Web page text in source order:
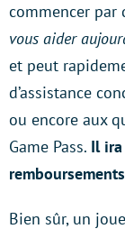
commencer par
vous aider
et peut
d’assistance
ou encore aux
Game Pass. Il ira
Bien sûr, un